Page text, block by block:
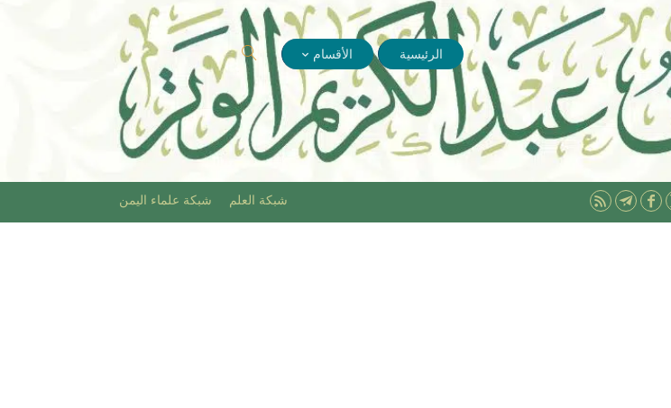
الرئيسية الأقسام
شبكة العلم شبكة علماء اليمن